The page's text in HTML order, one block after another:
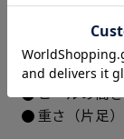
×
24cm ×
24.5cm ×
アッパー素材
中敷き
ソール素材
ヒールの高さ
重さ（片足）